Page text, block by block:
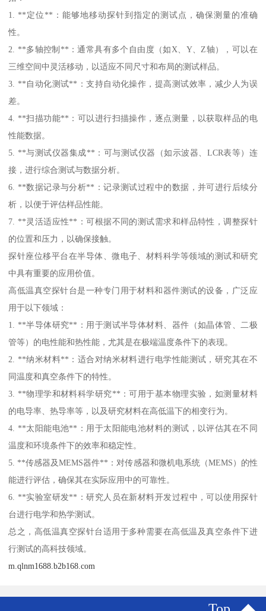
1. **定位**：能够地移动探针到指定的测试点，确保测量的准确
性。
2. **多轴控制**：通常具有多个自由度（如X、Y、Z轴），可以在
三维空间中灵活移动，以适应不同尺寸和布局的测试样品。
3. **自动化测试**：支持自动化操作，提高测试效率，减少人为误
差。
4. **扫描功能**：可以进行扫描操作，逐点测量，以获取样品的电
性能数据。
5. **与测试仪器集成**：可与测试仪器（如示波器、LCR表等）连
接，进行综合测试与数据分析。
6. **数据记录与分析**：记录测试过程中的数据，并可进行后续分
析，以便于评估样品性能。
7. **灵活适应性**：可根据不同的测试需求和样品特性，调整探针
的位置和压力，以确保接触。
探针座位移平台在半导体、微电子、材料科学等领域的测试和研究
中具有重要的应用价值。
高低温真空探针台是一种专门用于材料和器件测试的设备，广泛应
用于以下领域：
1. **半导体研究**：用于测试半导体材料、器件（如晶体管、二极
管等）的电性能和热性能，尤其是在极端温度条件下的表现。
2. **纳米材料**：适合对纳米材料进行电学性能测试，研究其在不
同温度和真空条件下的特性。
3. **物理学和材料科学研究**：可用于基本物理实验，如测量材料
的电导率、热导率等，以及研究材料在高低温下的相变行为。
4. **太阳能电池**：用于太阳能电池材料的测试，以评估其在不同
温度和环境条件下的效率和稳定性。
5. **传感器及MEMS器件**：对传感器和微机电系统（MEMS）的性
能进行评估，确保其在实际应用中的可靠性。
6. **实验室研发**：研究人员在新材料开发过程中，可以使用探针
台进行电学和热学测试。
总之，高低温真空探针台适用于多种需要在高低温及真空条件下进
行测试的高科技领域。
m.qlnm1688.b2b168.com